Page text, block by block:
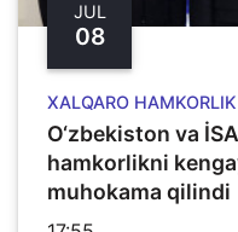
JUL
08
XALQARO HAMKORLIK
O‘zbekiston va
hamkorlikni
muhokama qilindi